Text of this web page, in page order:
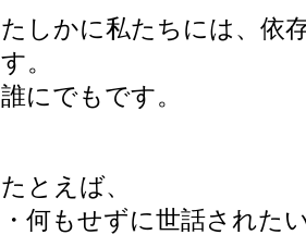
たしかに私たちには、依
す。
誰にでもです。
たとえば、
・何もせずに世話された